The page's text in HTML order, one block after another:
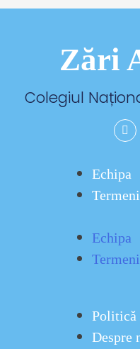
Zări
Colegiul
Echipa
Echipa
Politică
Despre